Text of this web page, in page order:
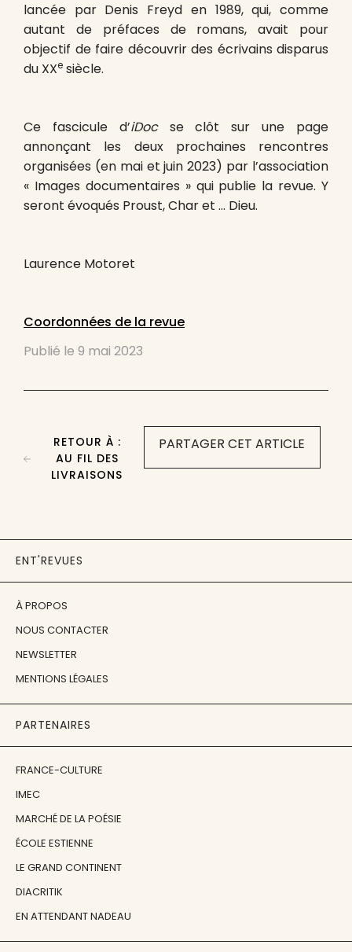
lancée par Denis Freyd en 1989, qui, comme
autant de préfaces de romans, avait pour
objectif de faire découvrir des écrivains disparus
du XXe siècle.
Ce fascicule d’iDocse clôt sur une page
annonçant les deux prochaines rencontres
organisées (en mai et juin 2023) par l’association
« Images documentaires » qui publie la revue. Y
seront évoqués Proust, Char et … Dieu.
Laurence Motoret
Coordonnées de la revue
Publié le 9 mai 2023
PARTAGER CET ARTICLE
RETOUR À :
AU FIL DES
LIVRAISONS
ENT'REVUES
À PROPOS
NOUS CONTACTER
NEWSLETTER
MENTIONS LÉGALES
PARTENAIRES
FRANCE-CULTURE
IMEC
MARCHÉ DE LA POÉSIE
ÉCOLE ESTIENNE
LE GRAND CONTINENT
DIACRITIK
EN ATTENDANT NADEAU